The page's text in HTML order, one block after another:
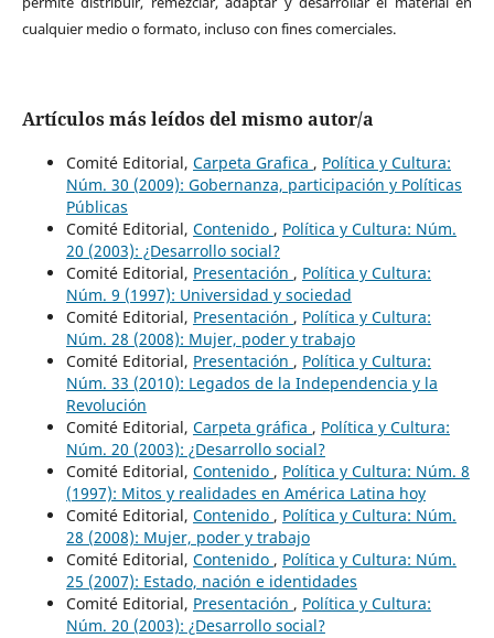
cualquier medio o formato, incluso con fines comerciales.
Artículos más leídos del mismo autor/a
Comité Editorial, Carpeta Grafica , Política y Cultura:
Núm. 30 (2009): Gobernanza, participación y Políticas
Públicas
Comité Editorial, Contenido , Política y Cultura: Núm.
20 (2003): ¿Desarrollo social?
Comité Editorial, Presentación , Política y Cultura:
Núm. 9 (1997): Universidad y sociedad
Comité Editorial, Presentación , Política y Cultura:
Núm. 28 (2008): Mujer, poder y trabajo
Comité Editorial, Presentación , Política y Cultura:
Núm. 33 (2010): Legados de la Independencia y la
Revolución
Comité Editorial, Carpeta gráfica , Política y Cultura:
Núm. 20 (2003): ¿Desarrollo social?
Comité Editorial, Contenido , Política y Cultura: Núm. 8
(1997): Mitos y realidades en América Latina hoy
Comité Editorial, Contenido , Política y Cultura: Núm.
28 (2008): Mujer, poder y trabajo
Comité Editorial, Contenido , Política y Cultura: Núm.
25 (2007): Estado, nación e identidades
Comité Editorial, Presentación , Política y Cultura:
Núm. 20 (2003): ¿Desarrollo social?